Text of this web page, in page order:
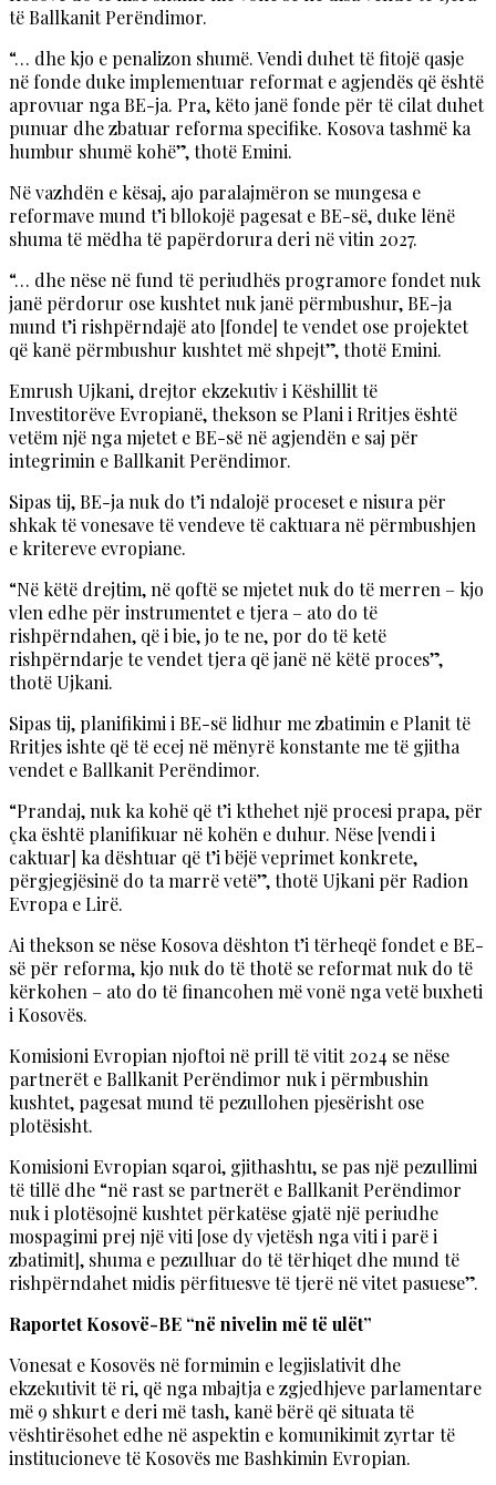
të Ballkanit Perëndimor.
“… dhe kjo e penalizon shumë. Vendi duhet të fitojë qasje
në fonde duke implementuar reformat e agjendës që është
aprovuar nga BE-ja. Pra, këto janë fonde për të cilat duhet
punuar dhe zbatuar reforma specifike. Kosova tashmë ka
humbur shumë kohë”, thotë Emini.
Në vazhdën e kësaj, ajo paralajmëron se mungesa e
reformave mund t’i bllokojë pagesat e BE-së, duke lënë
shuma të mëdha të papërdorura deri në vitin 2027.
“… dhe nëse në fund të periudhës programore fondet nuk
janë përdorur ose kushtet nuk janë përmbushur, BE-ja
mund t’i rishpërndajë ato [fonde] te vendet ose projektet
që kanë përmbushur kushtet më shpejt”, thotë Emini.
Emrush Ujkani, drejtor ekzekutiv i Këshillit të
Investitorëve Evropianë, thekson se Plani i Rritjes është
vetëm një nga mjetet e BE-së në agjendën e saj për
integrimin e Ballkanit Perëndimor.
Sipas tij, BE-ja nuk do t’i ndalojë proceset e nisura për
shkak të vonesave të vendeve të caktuara në përmbushjen
e kritereve evropiane.
“Në këtë drejtim, në qoftë se mjetet nuk do të merren – kjo
vlen edhe për instrumentet e tjera – ato do të
rishpërndahen, që i bie, jo te ne, por do të ketë
rishpërndarje te vendet tjera që janë në këtë proces”,
thotë Ujkani.
Sipas tij, planifikimi i BE-së lidhur me zbatimin e Planit të
Rritjes ishte që të ecej në mënyrë konstante me të gjitha
vendet e Ballkanit Perëndimor.
“Prandaj, nuk ka kohë që t’i kthehet një procesi prapa, për
çka është planifikuar në kohën e duhur. Nëse [vendi i
caktuar] ka dështuar që t’i bëjë veprimet konkrete,
përgjegjësinë do ta marrë vetë”, thotë Ujkani për Radion
Evropa e Lirë.
Ai thekson se nëse Kosova dështon t’i tërheqë fondet e BE-
së për reforma, kjo nuk do të thotë se reformat nuk do të
kërkohen – ato do të financohen më vonë nga vetë buxheti
i Kosovës.
Komisioni Evropian njoftoi në prill të vitit 2024 se nëse
partnerët e Ballkanit Perëndimor nuk i përmbushin
kushtet, pagesat mund të pezullohen pjesërisht ose
plotësisht.
Komisioni Evropian sqaroi, gjithashtu, se pas një pezullimi
të tillë dhe “në rast se partnerët e Ballkanit Perëndimor
nuk i plotësojnë kushtet përkatëse gjatë një periudhe
mospagimi prej një viti [ose dy vjetësh nga viti i parë i
zbatimit], shuma e pezulluar do të tërhiqet dhe mund të
rishpërndahet midis përfituesve të tjerë në vitet pasuese”.
Raportet Kosovë-BE “në nivelin më të ulët”
Vonesat e Kosovës në formimin e legjislativit dhe
ekzekutivit të ri, që nga mbajtja e zgjedhjeve parlamentare
më 9 shkurt e deri më tash, kanë bërë që situata të
vështirësohet edhe në aspektin e komunikimit zyrtar të
institucioneve të Kosovës me Bashkimin Evropian.